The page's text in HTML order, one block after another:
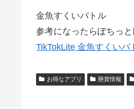
バイルへの乗
金魚すくいバトル
参考になったらぽちっ
TikTokLite 金魚すくいバ
お得なアプリ 懸賞情報